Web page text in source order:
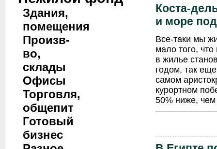
Здания,
помещения
Произв-
во,
склады
Офисы
Торговля,
общепит
Готовый
бизнес
Коста-
и море
Все-таки мы
мало того,
в жилье
годом, так
самом
курортном
50% ниже, чем